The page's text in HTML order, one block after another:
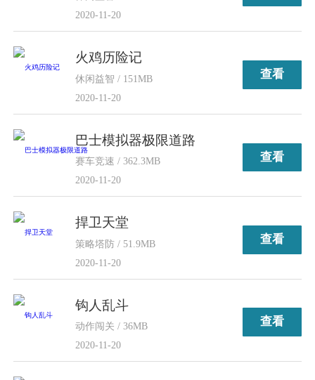
2020-11-20
火鸡历险记
休闲益智 / 151MB
2020-11-20
查看
巴士模拟器极限道路
赛车竞速 / 362.3MB
2020-11-20
查看
捍卫天堂
策略塔防 / 51.9MB
2020-11-20
查看
钩人乱斗
动作闯关 / 36MB
2020-11-20
查看